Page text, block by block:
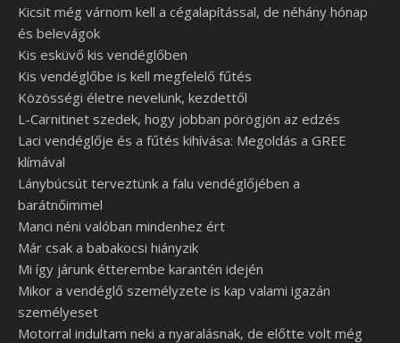
Kicsit még várnom kell a cégalapítással, de néhány hónap
és belevágok
Kis esküvő kis vendéglőben
Kis vendéglőbe is kell megfelelő fűtés
Közösségi életre nevelünk, kezdettől
L-Carnitinet szedek, hogy jobban pörögjön az edzés
Laci vendéglője és a fűtés kihívása: Megoldás a GREE
klímával
Lánybúcsút terveztünk a falu vendéglőjében a
barátnőimmel
Manci néni valóban mindenhez ért
Már csak a babakocsi hiányzik
Mi így járunk étterembe karantén idején
Mikor a vendéglő személyzete is kap valami igazán
személyeset
Motorral indultam neki a nyaralásnak, de előtte volt még